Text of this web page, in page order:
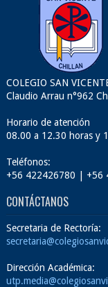
COLEGIO SAN
Claudio Arrau n°962
Horario de atención
08.00 a 12.30 horas y
Teléfonos:
+56 422426780 | +56
CONTÁCTANOS
Secretaria de Rectoría:
Dirección Académica: